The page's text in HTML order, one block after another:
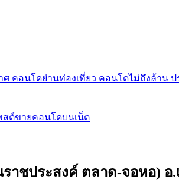
ศ คอนโดย่านท่องเที่ยว คอนโดไม่ถึงล้าน
สต์ขายคอนโดบนเน็ต
ชประสงค์ ตลาด-จอหอ) อ.